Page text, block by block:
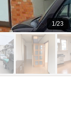
1/23